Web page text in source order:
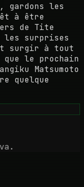
gardons les
à être
de Tite
surprises
surgir à tout
le prochain
Matsumoto
quelque